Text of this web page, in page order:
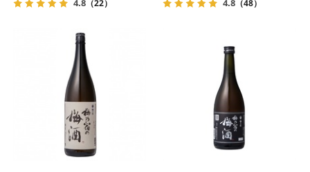
4.8（22） 4.8 （48）